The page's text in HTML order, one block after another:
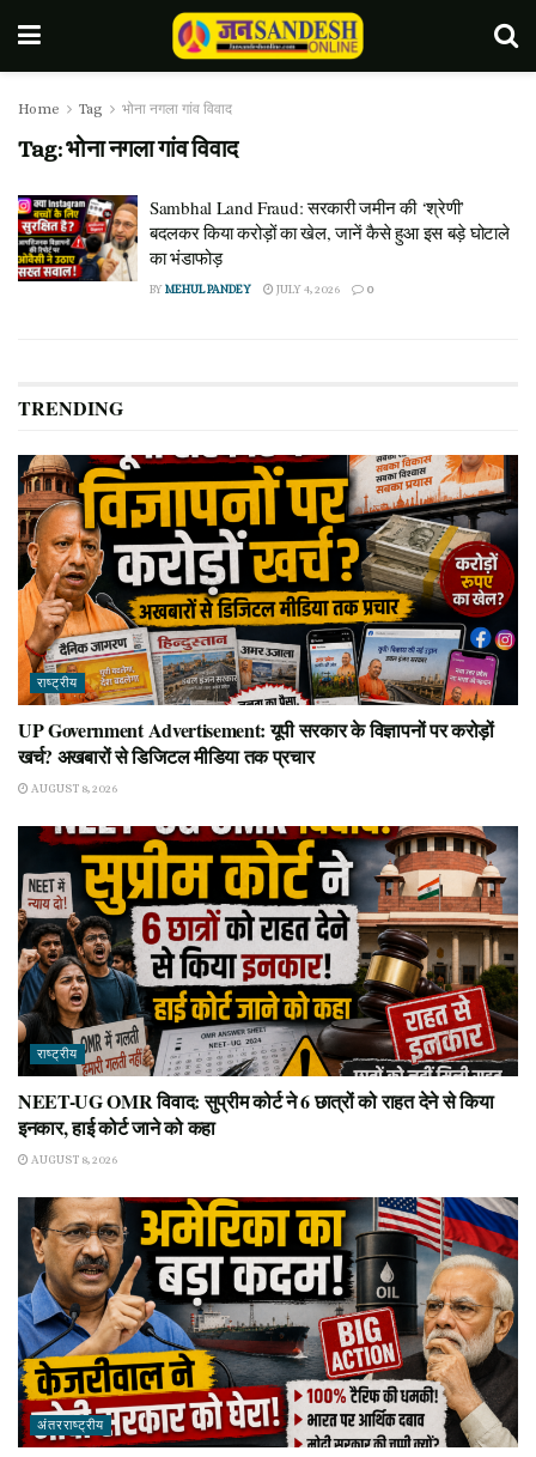
Home Tag भोना नगला गांव विवाद
Tag:भोना नगला गांव विवाद
Sambhal Land Fraud: सरकारी जमीन की ‘श्रेणी’
बदलकर किया करोड़ों का खेल, जानें कैसे हुआ इस बड़े घोटाले
का भंडाफोड़
BYMEHUL PANDEY JULY 4, 2026 0
TRENDING
राष्ट्रीय
UP Government Advertisement: यूपी सरकार के विज्ञापनों पर करोड़ों
खर्च? अखबारों से डिजिटल मीडिया तक प्रचार
AUGUST 8, 2026
राष्ट्रीय
NEET-UG OMR विवाद: सुप्रीम कोर्ट ने 6 छात्रों को राहत देने से किया
इनकार, हाई कोर्ट जाने को कहा
AUGUST 8, 2026
अंतरराष्ट्रीय